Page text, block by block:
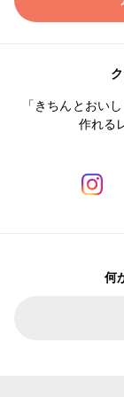
「きちんとおい
作れる
何